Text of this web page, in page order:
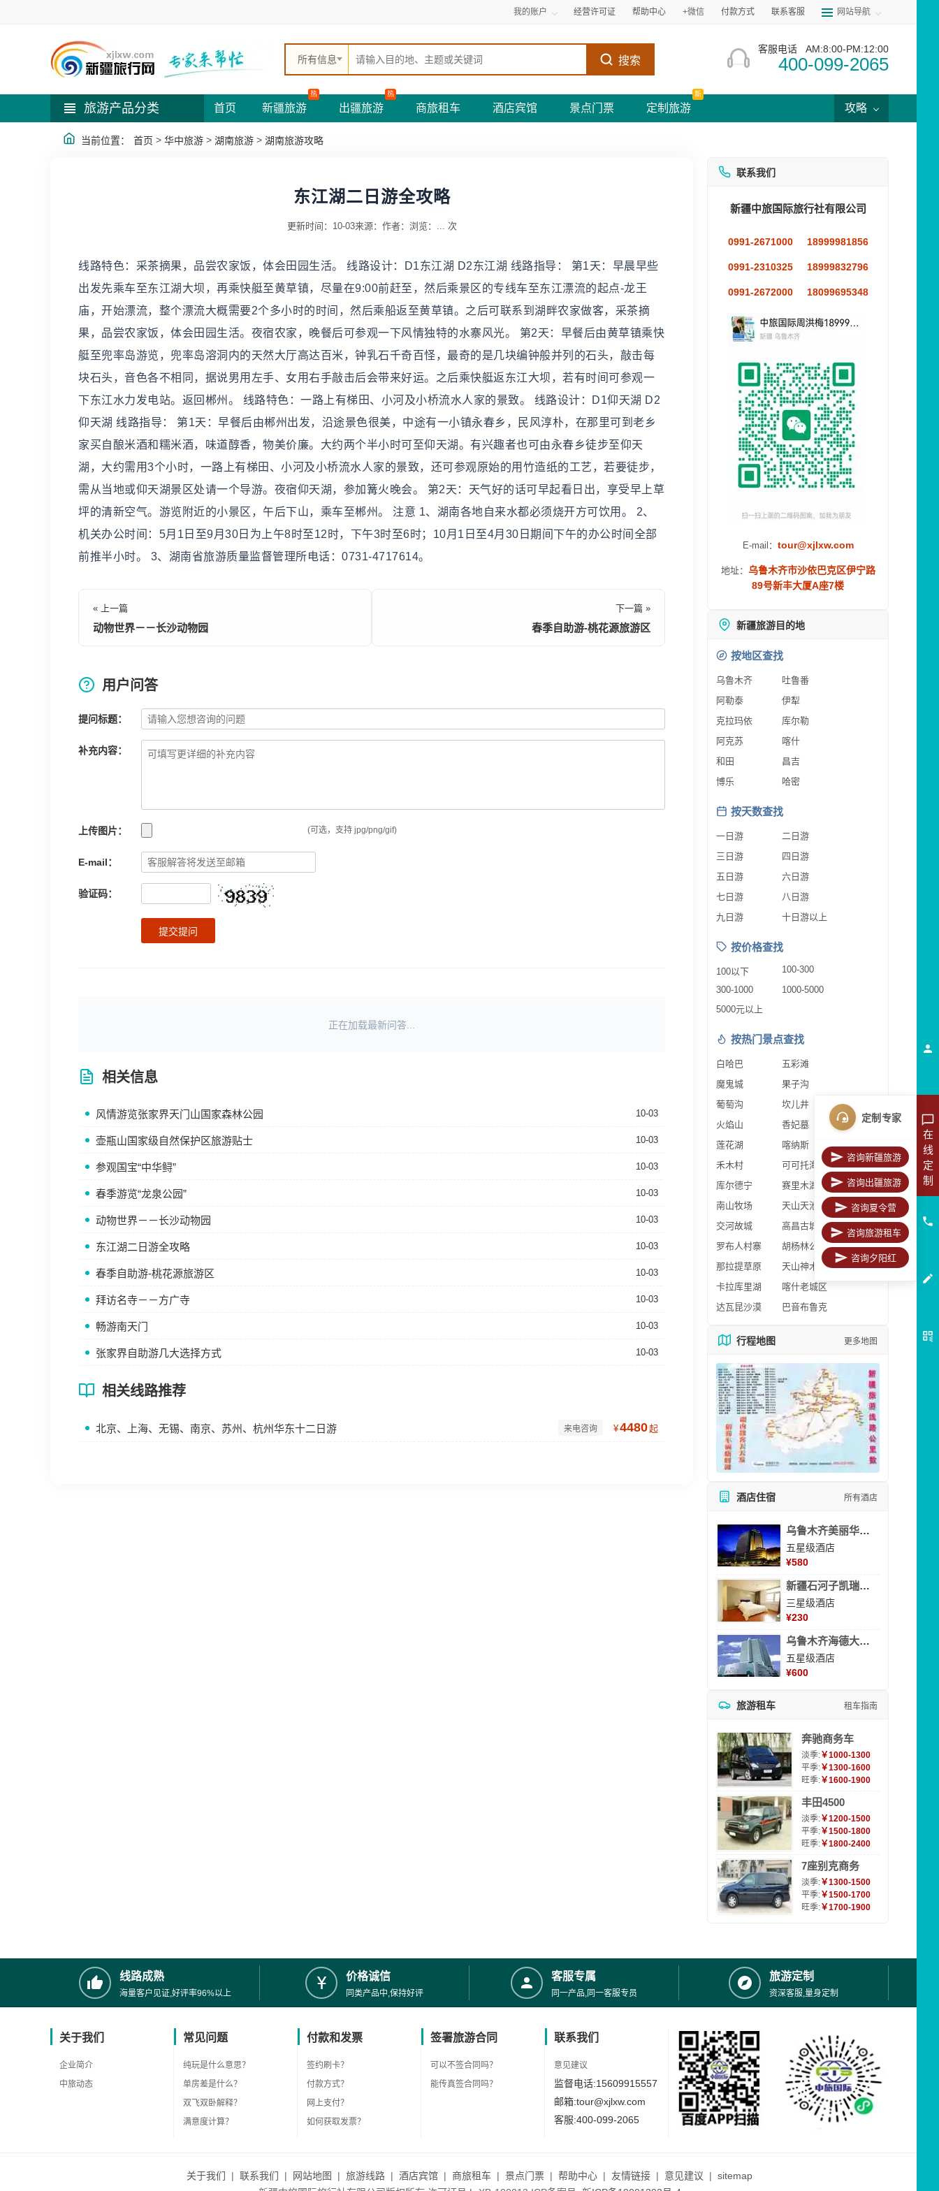
我的账户 经营许可证 帮助中心 +微信 付款方式 联系客服 网站导航
所有信息 搜索
客服电话 AM:8:00-PM:12:00
400-099-2065
旅游产品分类 首页 新疆旅游
热
出疆旅游
热
商旅租车 酒店宾馆 景点门票 定制旅游
新
攻略
当前位置： 首页 > 华中旅游 > 湖南旅游 > 湖南旅游攻略
东江湖二日游全攻略
更新时间：10-03来源： 作者： 浏览： ... 次
线路特色：采茶摘果，品尝农家饭，体会田园生活。 线路设计：D1东江湖 D2东江湖 线路指导： 第1天：早晨早些
出发先乘车至东江湖大坝，再乘快艇至黄草镇，尽量在9:00前赶至，然后乘景区的专线车至东江漂流的起点-龙王
庙，开始漂流，整个漂流大概需要2个多小时的时间，然后乘船返至黄草镇。之后可联系到湖畔农家做客，采茶摘
果，品尝农家饭，体会田园生活。夜宿农家，晚餐后可参观一下风情独特的水寨风光。 第2天：早餐后由黄草镇乘快
艇至兜率岛游览，兜率岛溶洞内的天然大厅高达百米，钟乳石千奇百怪，最奇的是几块编钟般并列的石头，敲击每
块石头，音色各不相同，据说男用左手、女用右手敲击后会带来好运。之后乘快艇返东江大坝，若有时间可参观一
下东江水力发电站。返回郴州。 线路特色：一路上有梯田、小河及小桥流水人家的景致。 线路设计：D1仰天湖 D2
仰天湖 线路指导： 第1天：早餐后由郴州出发，沿途景色很美，中途有一小镇永春乡，民风淳朴，在那里可到老乡
家买自酿米酒和糯米酒，味道醇香，物美价廉。大约两个半小时可至仰天湖。有兴趣者也可由永春乡徒步至仰天
湖，大约需用3个小时，一路上有梯田、小河及小桥流水人家的景致，还可参观原始的用竹造纸的工艺，若要徒步，
需从当地或仰天湖景区处请一个导游。夜宿仰天湖，参加篝火晚会。 第2天：天气好的话可早起看日出，享受早上草
坪的清新空气。游览附近的小景区，午后下山，乘车至郴州。 注意 1、湖南各地自来水都必须烧开方可饮用。 2、
机关办公时间：5月1日至9月30日为上午8时至12时，下午3时至6时；10月1日至4月30日期间下午的办公时间全部
前推半小时。 3、湖南省旅游质量监督管理所电话：0731-4717614。
« 上一篇
动物世界－－长沙动物园
下一篇 »
春季自助游-桃花源旅游区
用户问答
提问标题：
补充内容：
上传图片： (可选，支持 jpg/png/gif)
E-mail：
验证码：
提交提问
正在加载最新问答...
相关信息
风情游览张家界天门山国家森林公园 10-03
壶瓶山国家级自然保护区旅游贴士 10-03
参观国宝“中华鲟” 10-03
春季游览“龙泉公园” 10-03
动物世界－－长沙动物园 10-03
东江湖二日游全攻略 10-03
春季自助游-桃花源旅游区 10-03
拜访名寺－－方广寺 10-03
畅游南天门 10-03
张家界自助游几大选择方式 10-03
相关线路推荐
北京、上海、无锡、南京、苏州、杭州华东十二日游 来电咨询 ¥4480起
联系我们
新疆中旅国际旅行社有限公司
0991-2671000 18999981856
0991-2310325 18999832796
0991-2672000 18099695348
E-mail： tour@xjlxw.com
地址： 乌鲁木齐市沙依巴克区伊宁路
89号新丰大厦A座7楼
新疆旅游目的地
按地区查找
乌鲁木齐
吐鲁番
阿勒泰
伊犁
克拉玛依
库尔勒
阿克苏
喀什
和田
昌吉
博乐
哈密
按天数查找
一日游
二日游
三日游
四日游
五日游
六日游
七日游
八日游
九日游
十日游以上
按价格查找
100以下
100-300
300-1000
1000-5000
5000元以上
按热门景点查找
白哈巴
五彩滩
魔鬼城
果子沟
葡萄沟
坎儿井
火焰山
香妃墓
莲花湖
喀纳斯
禾木村
可可托海
库尔德宁
赛里木湖
南山牧场
天山天池
交河故城
高昌古城
罗布人村寨
胡杨林公园
那拉提草原
天山神木园
卡拉库里湖
喀什老城区
达瓦昆沙漠
巴音布鲁克
行程地图 更多地图
酒店住宿 所有酒店
乌鲁木齐美丽华大酒
五星级酒店
¥580
新疆石河子凯瑞酒店
三星级酒店
¥230
乌鲁木齐海德大酒店
五星级酒店
¥600
旅游租车 租车指南
奔驰商务车
淡季:￥1000-1300
平季:￥1300-1600
旺季:￥1600-1900
丰田4500
淡季:￥1200-1500
平季:￥1500-1800
旺季:￥1800-2400
7座别克商务
淡季:￥1300-1500
平季:￥1500-1700
旺季:￥1700-1900
线路成熟
海量客户见证,好评率96%以上
价格诚信
同类产品中,保持好评
客服专属
同一产品,同一客服专员
旅游定制
资深客服,量身定制
关于我们
企业简介
中旅动态
常见问题
纯玩是什么意思？
单房差是什么？
双飞双卧解释？
满意度计算？
付款和发票
签约刷卡？
付款方式？
网上支付？
如何获取发票？
签署旅游合同
可以不签合同吗？
能传真签合同吗？
联系我们
意见建议
监督电话:15609915557
邮箱:tour@xjlxw.com
客服:400-099-2065
关于我们 | 联系我们 | 网站地图 | 旅游线路 | 酒店宾馆 | 商旅租车 | 景点门票 | 帮助中心 | 友情链接 | 意见建议 | sitemap
在
线
定
制
定制专家
咨询新疆旅游
咨询出疆旅游
咨询夏令营
咨询旅游租车
咨询夕阳红